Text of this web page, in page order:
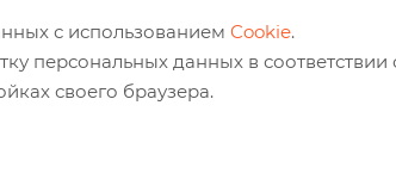
с использованием Cookie.
персональных данных в соответствии
своего браузера.